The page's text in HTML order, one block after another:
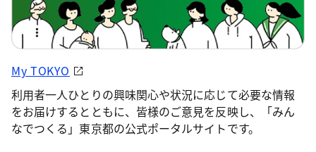
My TOKYO
利用者一人ひとりの興味関心や状況に応じて必要な情報
をお届けするとともに、皆様のご意見を反映し、「みん
なでつくる」東京都の公式ポータルサイトです。